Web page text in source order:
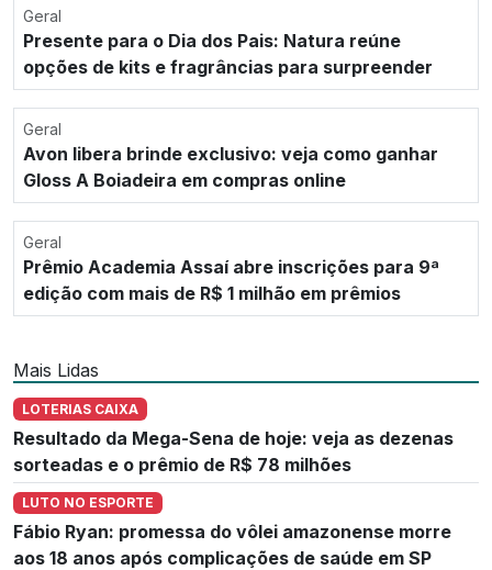
Geral
Presente para o Dia dos Pais: Natura reúne
opções de kits e fragrâncias para surpreender
Geral
Avon libera brinde exclusivo: veja como ganhar
Gloss A Boiadeira em compras online
Geral
Prêmio Academia Assaí abre inscrições para 9ª
edição com mais de R$ 1 milhão em prêmios
Mais Lidas
LOTERIAS CAIXA
Resultado da Mega-Sena de hoje: veja as dezenas
sorteadas e o prêmio de R$ 78 milhões
LUTO NO ESPORTE
Fábio Ryan: promessa do vôlei amazonense morre
aos 18 anos após complicações de saúde em SP